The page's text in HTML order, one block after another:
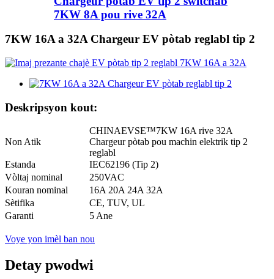
7KW 8A pou rive 32A
7KW 16A a 32A Chargeur EV pòtab reglabl tip 2
Deskripsyon kout:
Non Atik
CHINAEVSE™️7KW 16A rive 32A
Chargeur pòtab pou machin elektrik tip 2
reglabl
Estanda
IEC62196 (Tip 2)
Vòltaj nominal
250VAC
Kouran nominal
16A 20A 24A 32A
Sètifika
CE, TUV, UL
Garanti
5 Ane
Voye yon imèl ban nou
Detay pwodwi